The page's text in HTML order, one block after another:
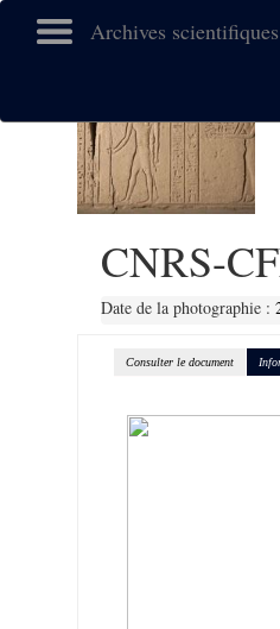
Archives
CNRS-
Date de la photographie :
Consulter le document